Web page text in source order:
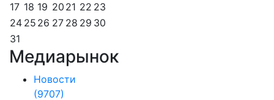
17 18 19 20 21 22 23
24 25 26 27 28 29 30
31
Медиарынок
Новости
(9707)